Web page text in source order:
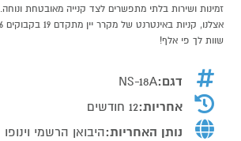
זמינות ושירות בלתי מתפשרים לצד קנייה מאובטחת ונוחה.
שוות לך פי אלף!
דגם:NS-18A
אחריות:12 חודשים
נותן האחריות:היבואן הרשמי וינופו